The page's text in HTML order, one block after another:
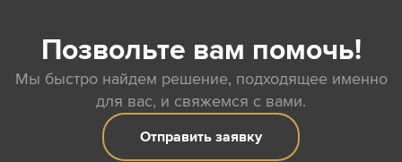
Позвольте вам помочь!
Мы быстро найдем решение, подходящее именно
для вас, и свяжемся с вами.
Отправить заявку